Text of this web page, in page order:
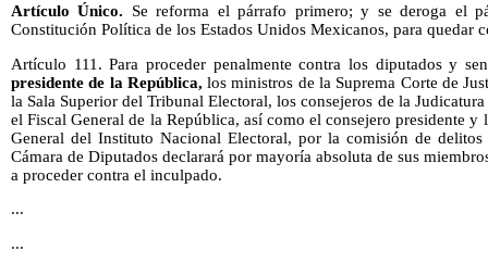
Artículo Único. Se reforma el párrafo primero; y se deroga el
Constitución Política de los Estados Unidos Mexicanos, para quedar
Artículo 111. Para proceder penalmente contra los diputados y
presidente de la República, los ministros de la Suprema Corte de
la Sala Superior del Tribunal Electoral, los consejeros de la
el Fiscal General de la República, así como el consejero presidente y
General del Instituto Nacional Electoral, por la comisión de
Cámara de Diputados declarará por mayoría absoluta de sus
a proceder contra el inculpado.
...
...